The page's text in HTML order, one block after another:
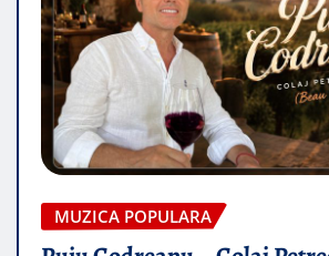
MUZICA POPULARA